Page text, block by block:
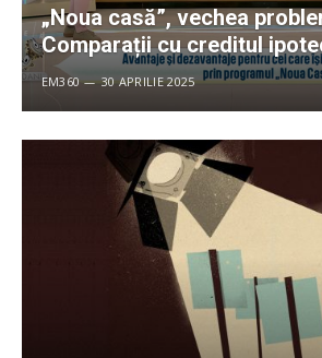
„Noua casă”, vechea
Comparații cu creditul
EM360 30 APRILIE 2025